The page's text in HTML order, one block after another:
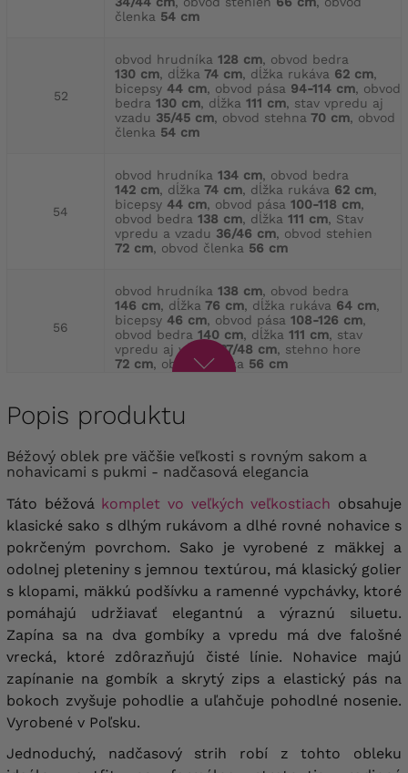
členka 54 cm
52
obvod hrudníka 128 cm, obvod bedra
130 cm, dĺžka 74 cm, dĺžka rukáva 62 cm,
bicepsy 44 cm, obvod pása 94-114 cm, obvod
bedra 130 cm, dĺžka 111 cm, stav vpredu aj
vzadu 35/45 cm, obvod stehna 70 cm, obvod
členka 54 cm
54
obvod hrudníka 134 cm, obvod bedra
142 cm, dĺžka 74 cm, dĺžka rukáva 62 cm,
bicepsy 44 cm, obvod pása 100-118 cm,
obvod bedra 138 cm, dĺžka 111 cm, Stav
vpredu a vzadu 36/46 cm, obvod stehien
72 cm, obvod členka 56 cm
56
obvod hrudníka 138 cm, obvod bedra
146 cm, dĺžka 76 cm, dĺžka rukáva 64 cm,
bicepsy 46 cm, obvod pása 108-126 cm,
obvod bedra 140 cm, dĺžka 111 cm, stav
vpredu aj vzadu
37/48 cm, stehno hore
72 cm, obvod členka 56 cm
Popis produktu
Béžový oblek pre väčšie veľkosti s rovným sakom a
nohavicami s pukmi - nadčasová elegancia
Táto béžová komplet vo veľkých veľkostiach obsahuje
klasické sako s dlhým rukávom a dlhé rovné nohavice s
pokrčeným povrchom.
Sako je vyrobené z mäkkej a
odolnej pleteniny s jemnou textúrou, má klasický golier
s klopami, mäkkú podšívku a ramenné vypchávky, ktoré
pomáhajú udržiavať elegantnú a výraznú siluetu.
Zapína sa na dva gombíky a vpredu má dve falošné
vrecká, ktoré zdôrazňujú čisté línie. Nohavice majú
zapínanie na gombík a skrytý zips a elastický pás na
bokoch zvyšuje pohodlie a uľahčuje pohodlné nosenie.
Vyrobené v Poľsku.
Jednoduchý, nadčasový strih robí z tohto obleku